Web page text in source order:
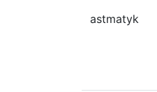
astmatyk